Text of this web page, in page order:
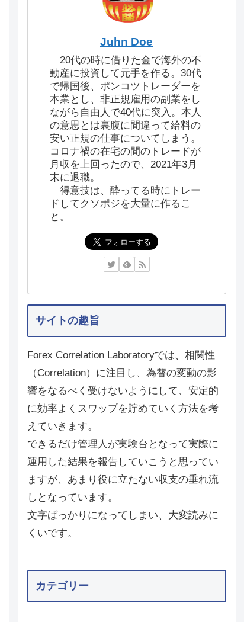
Juhn Doe
20代の時に借りた金で海外の不
動産に投資して元手を作る。30代
で帰国後、ポンコツトレーダーを
本業とし、非正規雇用の副業をし
ながら自由人で40代に突入。本人
の意思とは裏腹に間違って給料の
安い正規の仕事についてしまう。
コロナ禍の在宅の間のトレードが
月収を上回ったので、2021年3月
末に退職。
得意技は、酔ってる時にトレー
ドしてクソポジを大量に作るこ
と。
サイトの趣旨
Forex Correlation Laboratoryでは、相関性
（Correlation）に注目し、為替の変動の影
響をなるべく受けないようにして、安定的
に効率よくスワップを貯めていく方法を考
えていきます。
できるだけ管理人が実験台となって実際に
運用した結果を報告していこうと思ってい
ますが、あまり役に立たない収支の垂れ流
しとなっています。
文字ばっかりになってしまい、大変読みに
くいです。
カテゴリー